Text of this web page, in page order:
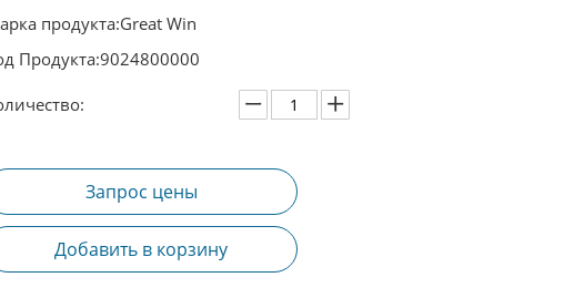
продукта:Great Win
Продукта:9024800000
Запрос цены
Добавить в корзину